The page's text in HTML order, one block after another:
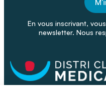
En vous inscrivant,
newsletter. Nous